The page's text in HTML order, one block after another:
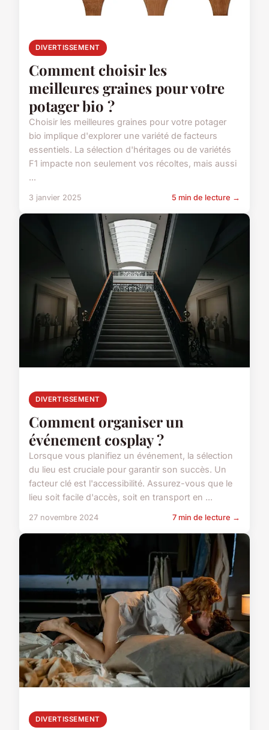
DIVERTISSEMENT
Comment choisir les
meilleures graines pour votre
potager bio ?
Choisir les meilleures graines pour votre potager
bio implique d'explorer une variété de facteurs
essentiels. La sélection d'héritages ou de variétés
F1 impacte non seulement vos récoltes, mais aussi
...
3 janvier 2025 5 min de lecture →
DIVERTISSEMENT
Comment organiser un
événement cosplay ?
Lorsque vous planifiez un événement, la sélection
du lieu est cruciale pour garantir son succès. Un
facteur clé est l'accessibilité. Assurez-vous que le
lieu soit facile d'accès, soit en transport en ...
27 novembre 2024 7 min de lecture →
DIVERTISSEMENT